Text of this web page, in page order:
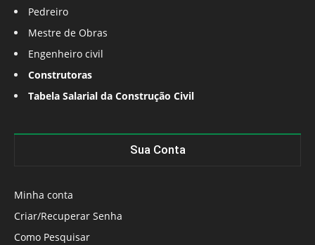
Pedreiro
Mestre de Obras
Engenheiro civil
Construtoras
Tabela Salarial da Construção Civil
Sua Conta
Minha conta
Criar/Recuperar Senha
Como Pesquisar